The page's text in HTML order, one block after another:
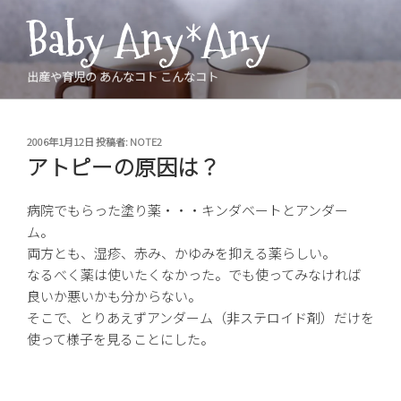
ツ
Baby Any*Any
出産や育児の あんなコト こんなコト
投
稿
日:
2006年1月12日投稿者:NOTE2
アトピーの原因は？
病院でもらった塗り薬・・・キンダベートとアンダー
ム。
両方とも、湿疹、赤み、かゆみを抑える薬らしい。
なるべく薬は使いたくなかった。でも使ってみなければ
良いか悪いかも分からない。
そこで、とりあえずアンダーム（非ステロイド剤）だけを
使って様子を見ることにした。